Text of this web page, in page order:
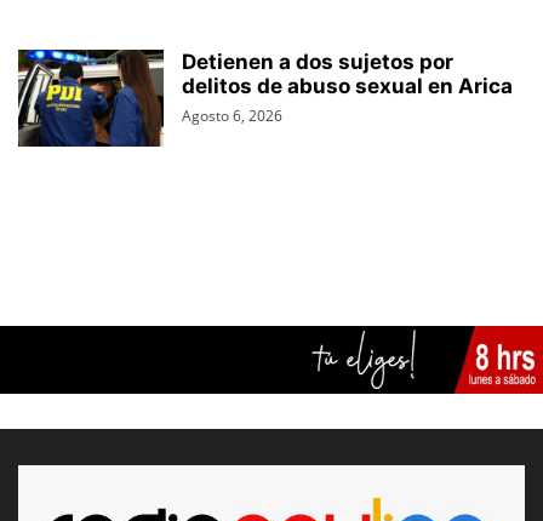
Detienen a dos sujetos por
delitos de abuso sexual en Arica
Agosto 6, 2026